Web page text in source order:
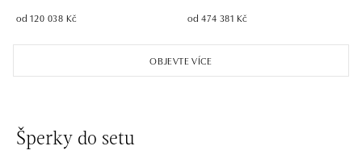
OBJEVTE VÍCE
od 120 038 Kč od 474 381 Kč
Šperky do setu